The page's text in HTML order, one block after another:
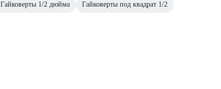
Гайковерты 1/2 дюйма Гайковерты под квадрат 1/2